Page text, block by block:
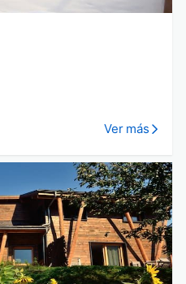
Ver más